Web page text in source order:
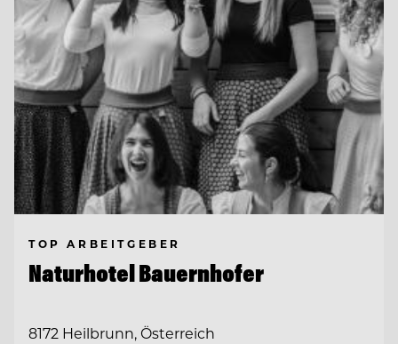
TOP ARBEITGEBER
Naturhotel Bauernhofer
8172 Heilbrunn, Österreich